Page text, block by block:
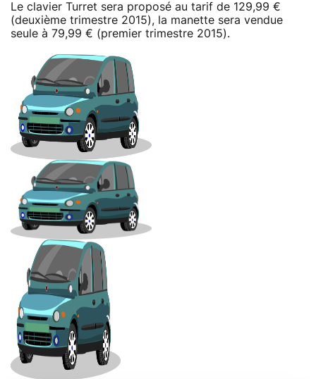
Le clavier Turret sera proposé au tarif de 129,99 €
(deuxième trimestre 2015), la manette sera vendue
seule à 79,99 € (premier trimestre 2015).